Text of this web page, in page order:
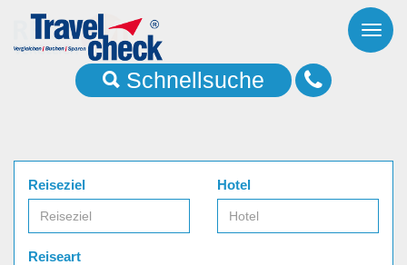
Toggle
Schnellsuche
Reiseziel Hotel
Reiseart